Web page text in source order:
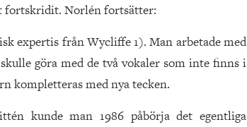
fortskridit. Norlén fortsätter:
expertis från Wycliffe 1). Man arbetade med
göra med de två vokaler som inte finns i
kompletteras med nya tecken.
kunde man 1986 påbörja det egentliga